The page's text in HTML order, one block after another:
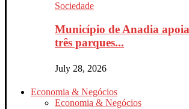
Sociedade
Município de Anadia
três parques...
July 28, 2026
Economia & Negócios
Economia & Negócios